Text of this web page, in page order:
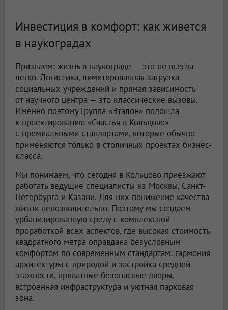
Инвестиция в комфорт: как живется
в наукоградах
Признаем: жизнь в наукограде — это не всегда
легко. Логистика, лимитированная загрузка
социальных учреждений и прямая зависимость
от научного центра — это классические вызовы.
Именно поэтому Группа «Эталон» подошла
к проектированию «Счастья в Кольцово»
с премиальными стандартами, которые обычно
применяются только в столичных проектах бизнес-
класса.
Мы понимаем, что сегодня в Кольцово приезжают
работать ведущие специалисты из Москвы, Санкт-
Петербурга и Казани. Для них понижение качества
жизни непозволительно. Поэтому мы создаем
урбанизированную среду с комплексной
проработкой всех аспектов, где высокая стоимость
квадратного метра оправдана безусловным
комфортом по современным стандартам: гармония
архитектуры с природой и застройка средней
этажности, приватные безопасные дворы,
встроенная инфраструктура и уютная парковая
зона.